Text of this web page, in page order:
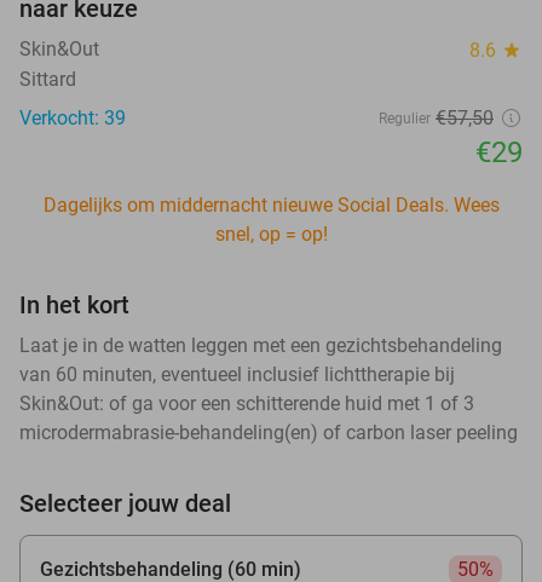
naar keuze
Skin&Out 8.6 star
Sittard
Verkocht: 39
Regulier €57,50
€29
Dagelijks om middernacht nieuwe Social Deals. Wees
snel, op = op!
In het kort
Laat je in de watten leggen met een gezichtsbehandeling
van 60 minuten, eventueel inclusief lichttherapie bij
Skin&Out: of ga voor een schitterende huid met 1 of 3
microdermabrasie-behandeling(en) of carbon laser peeling
Selecteer jouw deal
Gezichtsbehandeling (60 min)
50%